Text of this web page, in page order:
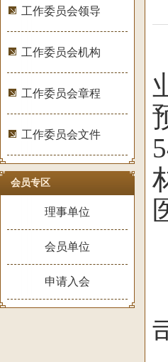
工作委员会领导
工作委员会机构
工作委员会章程
工作委员会文件
会员专区
理事单位
会员单位
申请入会